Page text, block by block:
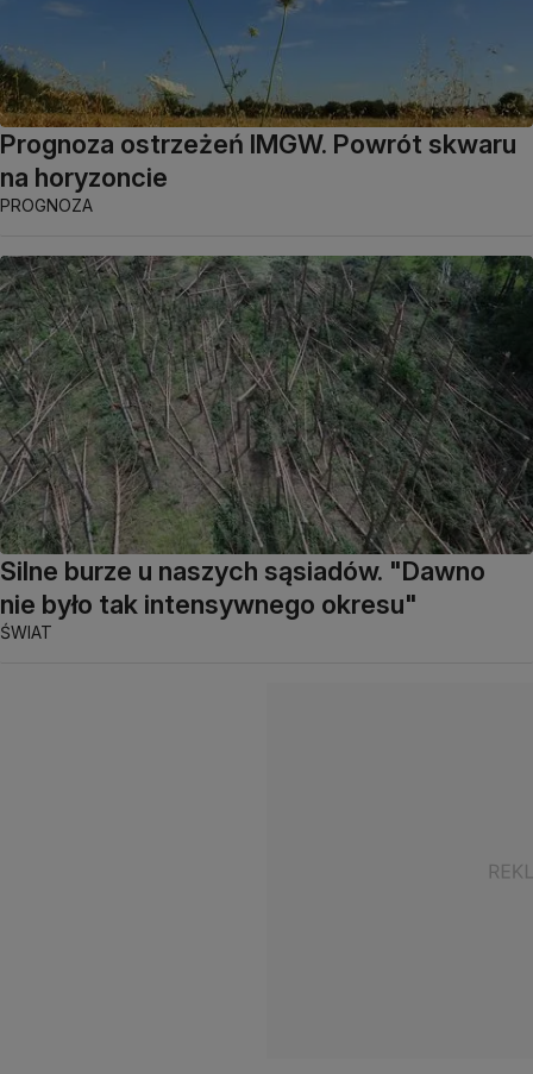
Prognoza ostrzeżeń IMGW. Powrót skwaru
na horyzoncie
PROGNOZA
Silne burze u naszych sąsiadów. "Dawno
nie było tak intensywnego okresu"
ŚWIAT